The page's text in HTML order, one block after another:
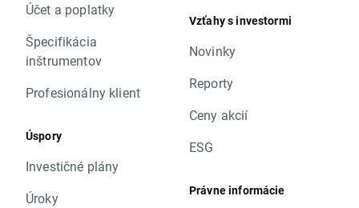
Účet a poplatky
Špecifikácia
inštrumentov
Profesionálny klient
Úspory
Investičné plány
Úroky
Vzťahy s investormi
Novinky
Reporty
Ceny akcií
ESG
Právne informácie